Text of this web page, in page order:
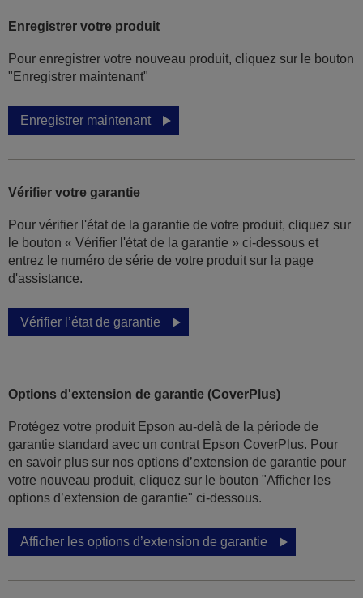
Enregistrer votre produit
Pour enregistrer votre nouveau produit, cliquez sur le bouton
"Enregistrer maintenant"
Enregistrer maintenant
Vérifier votre garantie
Pour vérifier l'état de la garantie de votre produit, cliquez sur
le bouton « Vérifier l'état de la garantie » ci-dessous et
entrez le numéro de série de votre produit sur la page
d'assistance.
Vérifier l’état de garantie
Options d'extension de garantie (CoverPlus)
Protégez votre produit Epson au-delà de la période de
garantie standard avec un contrat Epson CoverPlus. Pour
en savoir plus sur nos options d’extension de garantie pour
votre nouveau produit, cliquez sur le bouton "Afficher les
options d’extension de garantie" ci-dessous.
Afficher les options d’extension de garantie